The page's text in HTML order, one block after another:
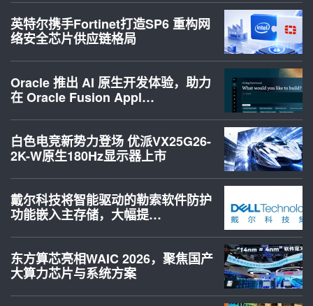
英特尔携手Fortinet打造SP6 重构网
络安全芯片供应链格局
Oracle 推出 AI 原生开发体验，助力
在 Oracle Fusion Appl…
白色电竞新势力登场 优派VX25G26-
2K-W原生180Hz显示器上市
戴尔科技将智能驱动的勒索软件防护
功能嵌入主存储，大幅提…
东方算芯亮相WAIC 2026，聚焦国产
大算力芯片与系统方案